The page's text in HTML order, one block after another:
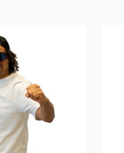
tuotteella
on
useampi
muunnelma.
Voit
tehdä
valinnat